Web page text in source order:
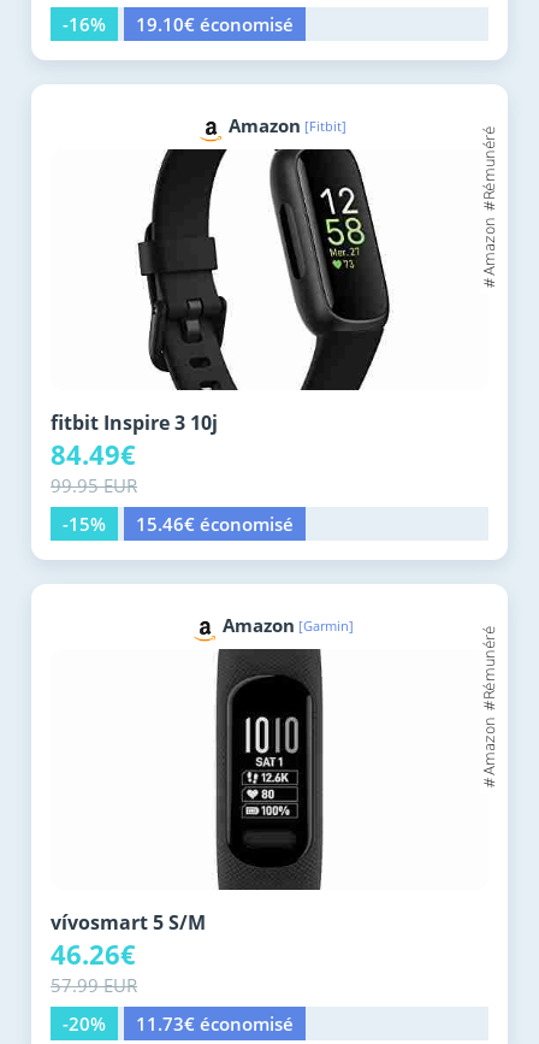
-16%
19.10€ économisé
Amazon [Fitbit]
fitbit Inspire 3 10j
84.49€
99.95 EUR
-15%
15.46€ économisé
Amazon [Garmin]
vívosmart 5 S/M
46.26€
57.99 EUR
-20%
11.73€ économisé